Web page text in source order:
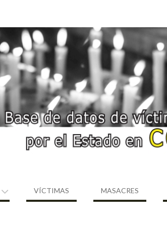
VÍCTIMAS MASACRES